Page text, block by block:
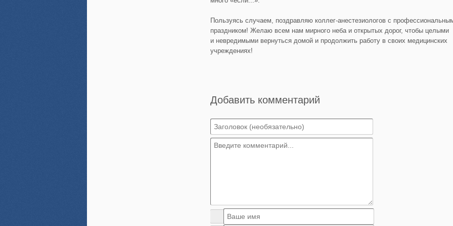
Пользуясь случаем, поздравляю коллег-анестезиологов с
праздником! Желаю всем нам мирного неба и открытых дорог, чтобы целыми
и невредимыми вернуться домой и продолжить работу в своих медицинских
учреждениях!
Добавить комментарий